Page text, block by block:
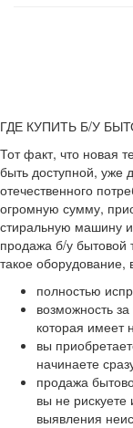
ГДЕ КУПИТЬ Б/У
Тот факт, что новая
быть доступной, уже
отечественного
огромную сумму,
стиральную машину
продажа б/у бытовой
такое
полностью
возможность
которая имеет
вы
начинаете
продажа
вы не рискуете
выявления